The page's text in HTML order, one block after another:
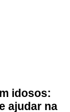
idosos:
ajudar na